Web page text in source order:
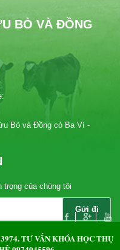
BÒ VÀ ĐỒNG
Bò và Đồng cỏ Ba Vì -
của chúng tôi
TƯ VẤN KHÓA HỌC THỤ